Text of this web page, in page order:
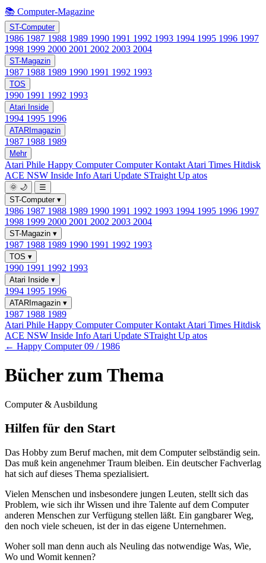
📚 Computer-Magazine
ST-Computer
1986 1987 1988 1989 1990 1991 1992 1993 1994 1995 1996 1997
1998 1999 2000 2001 2002 2003 2004
ST-Magazin
1987 1988 1989 1990 1991 1992 1993
TOS
1990 1991 1992 1993
Atari Inside
1994 1995 1996
ATARImagazin
1987 1988 1989
Mehr
Atari Phile Happy ComputerComputer Kontakt Atari Times Hitdisk
ACE NSW Inside Info Atari Update STraight Up atos
🌞 🌙
☰
ST-Computer ▾
1986 1987 1988 1989 1990 1991 1992 1993 1994 1995 1996 1997
1998 1999 2000 2001 2002 2003 2004
ST-Magazin ▾
1987 1988 1989 1990 1991 1992 1993
TOS ▾
1990 1991 1992 1993
Atari Inside ▾
1994 1995 1996
ATARImagazin ▾
1987 1988 1989
Atari Phile Happy ComputerComputer Kontakt Atari Times Hitdisk
ACE NSW Inside Info Atari Update STraight Up atos
← Happy Computer 09 / 1986
Bücher zum Thema
Computer & Ausbildung
Hilfen für den Start
Das Hobby zum Beruf machen, mit dem Computer selbständig sein.
Das muß kein angenehmer Traum bleiben. Ein deutscher Fachverlag
hat sich auf dieses Thema spezialisiert.
Vielen Menschen und insbesondere jungen Leuten, stellt sich das
Problem, wie sich ihr Wissen und ihre Talente auf dem Computer
anderen Menschen zur Verfügung stellen läßt. Ein gangbarer Weg,
den noch viele scheuen, ist der in das eigene Unternehmen.
Woher soll man denn auch als Neuling das notwendige Was, Wie,
Wo und Womit kennen?